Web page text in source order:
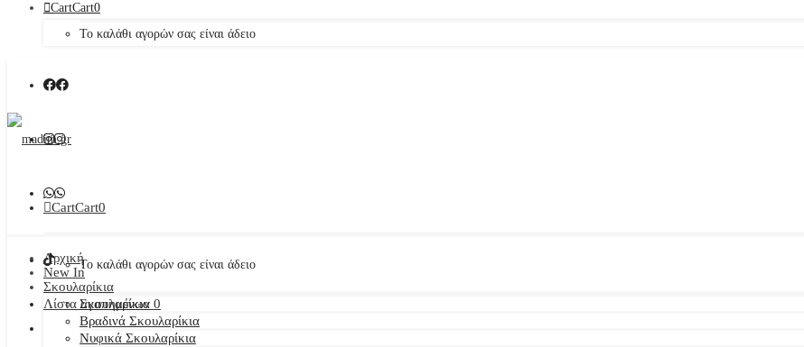
CartCart0
Το καλάθι αγορών σας είναι άδειο
CartCart0
Το καλάθι αγορών σας είναι άδειο
Λίστα αγαπημένων 0
Αρχική
New In
Σκουλαρίκια
Σκουλαρίκια
Βραδινά Σκουλαρίκια
Νυφικά Σκουλαρίκια